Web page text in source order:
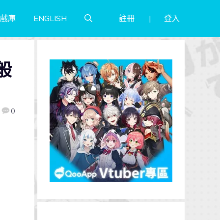
庫 ENGLISH 註冊 登入
0